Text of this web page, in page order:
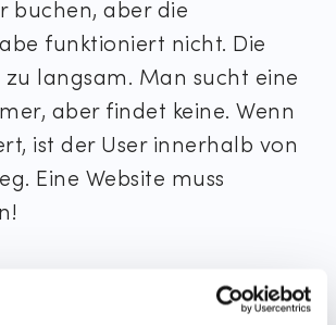
buchen, aber die
funktioniert nicht. Die
zu langsam. Man sucht eine
aber findet keine. Wenn
ist der User innerhalb von
Eine Website muss
Schwachstellen auf, die
benutzerunfreundlich